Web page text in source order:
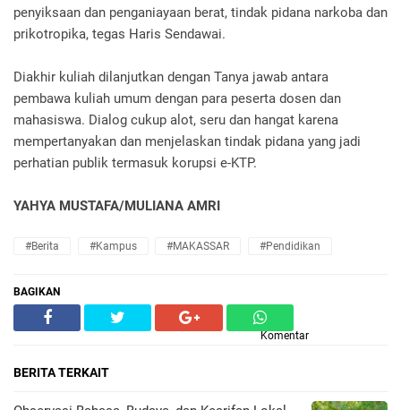
penyiksaan dan penganiayaan berat, tindak pidana narkoba dan
prikotropika, tegas Haris Sendawai.
Diakhir kuliah dilanjutkan dengan Tanya jawab antara
pembawa kuliah umum dengan para peserta dosen dan
mahasiswa. Dialog cukup alot, seru dan hangat karena
mempertanyakan dan menjelaskan tindak pidana yang jadi
perhatian publik termasuk korupsi e-KTP.
YAHYA MUSTAFA/MULIANA AMRI
#Berita #Kampus #MAKASSAR #Pendidikan
BAGIKAN
Komentar
BERITA TERKAIT